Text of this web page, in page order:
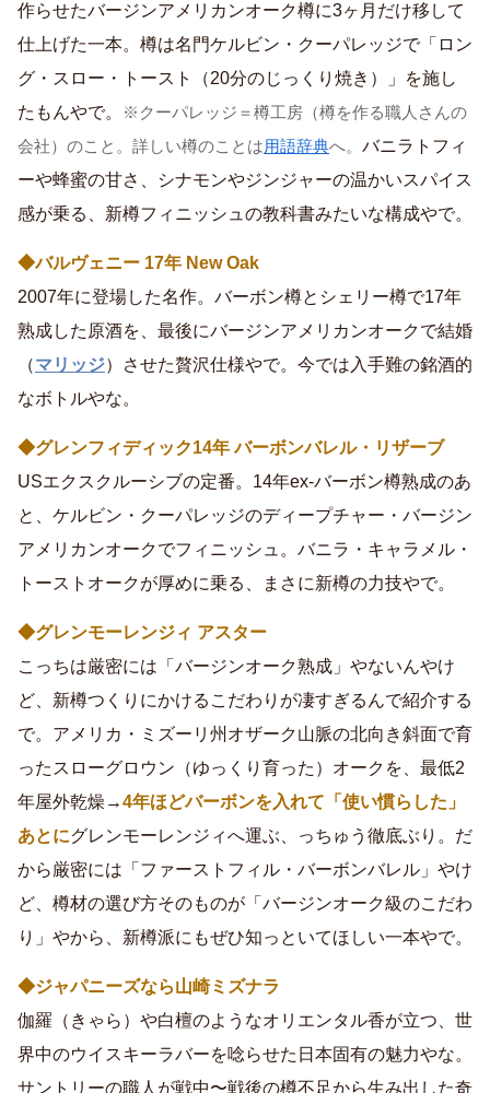
作らせたバージンアメリカンオーク樽に3ヶ月だけ移して
仕上げた一本。樽は名門ケルビン・クーパレッジで「ロン
グ・スロー・トースト（20分のじっくり焼き）」を施し
たもんやで。
※クーパレッジ＝樽工房（樽を作る職人さんの
会社）のこと。詳しい樽のことは用語辞典へ。 バニラトフィ
ーや蜂蜜の甘さ、シナモンやジンジャーの温かいスパイス
感が乗る、新樽フィニッシュの教科書みたいな構成やで。
◆バルヴェニー 17年 New Oak
2007年に登場した名作。バーボン樽とシェリー樽で17年
熟成した原酒を、最後にバージンアメリカンオークで結婚
（マリッジ）させた贅沢仕様やで。今では入手難の銘酒的
なボトルやな。
◆グレンフィディック14年 バーボンバレル・リザーブ
USエクスクルーシブの定番。14年ex-バーボン樽熟成のあ
と、ケルビン・クーパレッジのディープチャー・バージン
アメリカンオークでフィニッシュ。バニラ・キャラメル・
トーストオークが厚めに乗る、まさに新樽の力技やで。
◆グレンモーレンジィ アスター
こっちは厳密には「バージンオーク熟成」やないんやけ
ど、新樽つくりにかけるこだわりが凄すぎるんで紹介する
で。アメリカ・ミズーリ州オザーク山脈の北向き斜面で育
ったスローグロウン（ゆっくり育った）オークを、最低2
年屋外乾燥→4年ほどバーボンを入れて「使い慣らした」
あとにグレンモーレンジィへ運ぶ、っちゅう徹底ぶり。だ
から厳密には「ファーストフィル・バーボンバレル」やけ
ど、樽材の選び方そのものが「バージンオーク級のこだわ
り」やから、新樽派にもぜひ知っといてほしい一本やで。
◆ジャパニーズなら山崎ミズナラ
伽羅（きゃら）や白檀のようなオリエンタル香が立つ、世
界中のウイスキーラバーを唸らせた日本固有の魅力やな。
サントリーの職人が戦中〜戦後の樽不足から生み出した奇